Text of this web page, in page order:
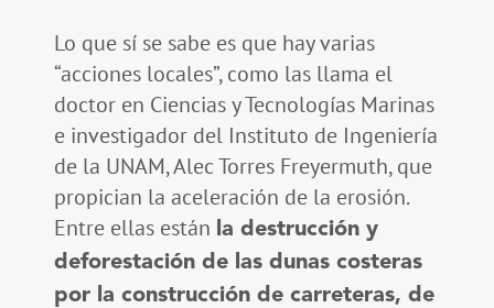
Lo que sí se sabe es que hay varias
“acciones locales”, como las llama el
doctor en Ciencias y Tecnologías Marinas
e investigador del Instituto de Ingeniería
de la UNAM, Alec Torres Freyermuth, que
propician la aceleración de la erosión.
Entre ellas están la destrucción y
deforestación de las dunas costeras
por la construcción de carreteras, de